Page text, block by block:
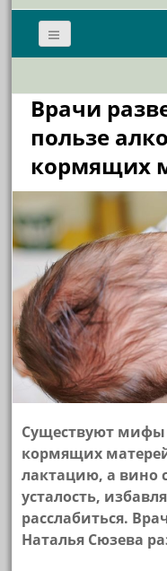
Врачи
пользе
кормящих
Существуют мифы
кормящих
лактацию, а вино
усталость,
расслабиться.
Наталья Сюзева